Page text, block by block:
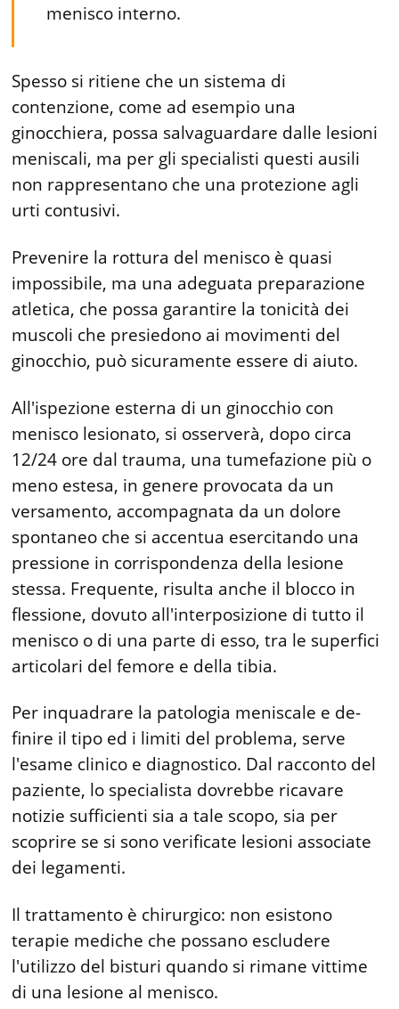
menisco interno.
Spesso si ritiene che un sistema di
contenzione, come ad esempio una
ginocchiera, possa salvaguardare dalle lesioni
meniscali, ma per gli specialisti questi ausili
non rappresentano che una protezione agli
urti contusivi.
Prevenire la rottura del menisco è quasi
impossibile, ma una adeguata preparazione
atletica, che possa garantire la tonicità dei
muscoli che presiedono ai movimenti del
ginocchio, può sicuramente essere di aiuto.
All'ispezione esterna di un ginocchio con
menisco lesionato, si osserverà, dopo circa
12/24 ore dal trauma, una tumefazione più o
meno estesa, in genere provocata da un
versamento, accompagnata da un dolore
spontaneo che si accentua esercitando una
pressione in corrispondenza della lesione
stessa. Frequente, risulta anche il blocco in
flessione, dovuto all'interposizione di tutto il
menisco o di una parte di esso, tra le superfici
articolari del femore e della tibia.
Per inquadrare la patologia meniscale e de­
finire il tipo ed i limiti del problema, serve
l'esame clinico e diagnostico. Dal racconto del
paziente, lo specialista dovrebbe ricavare
notizie sufficienti sia a tale scopo, sia per
scoprire se si sono verificate lesioni associate
dei legamenti.
Il trattamento è chirurgico: non esistono
terapie mediche che possano escludere
l'utilizzo del bisturi quando si rimane vittime
di una lesione al menisco.